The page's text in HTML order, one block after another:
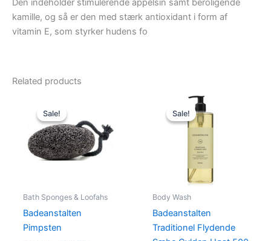
kamille, og så er den med stærk antioxidant i form af
vitamin E, som styrker hudens fo
Related products
Sale!
Sale!
Bath Sponges & Loofahs
Badeanstalten
Pimpsten
price
was:
59,00 kr..44,25 kr..
Sale!
Sale!
Body Wash
Badeanstalten
Traditionel Flydende
Original
price
was:
175,00 kr..